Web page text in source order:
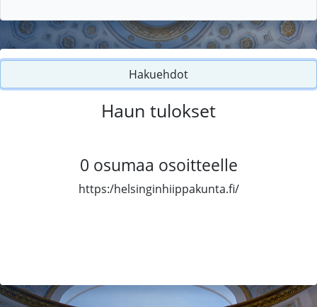
Hakuehdot
Haun tulokset
0 osumaa osoitteelle
https:/helsinginhiippakunta.fi/